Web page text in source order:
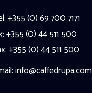
+355 (0) 69 700 7171
+355 (0) 44 511 500
+355 (0) 44 511 500
info@caffedrupa.com